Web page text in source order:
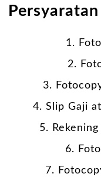
Slip Gaji